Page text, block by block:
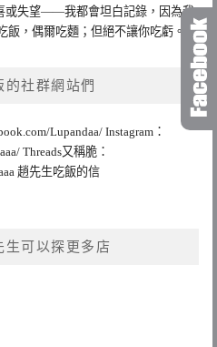
或失望——我都會坦白記錄，因為我
，偶爾吃麵；但絕不讓你吃虧。
的社群網站們
Lupandaa/ Instagram：
Threads又稱脆：
趙先生吃飯的信
生可以探更多店